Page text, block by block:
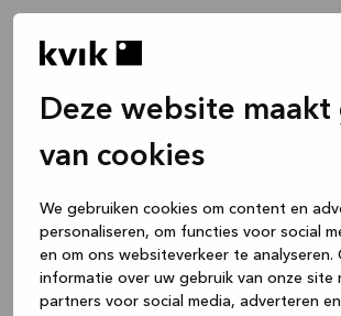
Deze website
van cookies
We gebruiken cookies om content en
personaliseren, om functies voor social
en om ons websiteverkeer te analyseren.
informatie over uw gebruik van onze site
partners voor social media, adverteren en